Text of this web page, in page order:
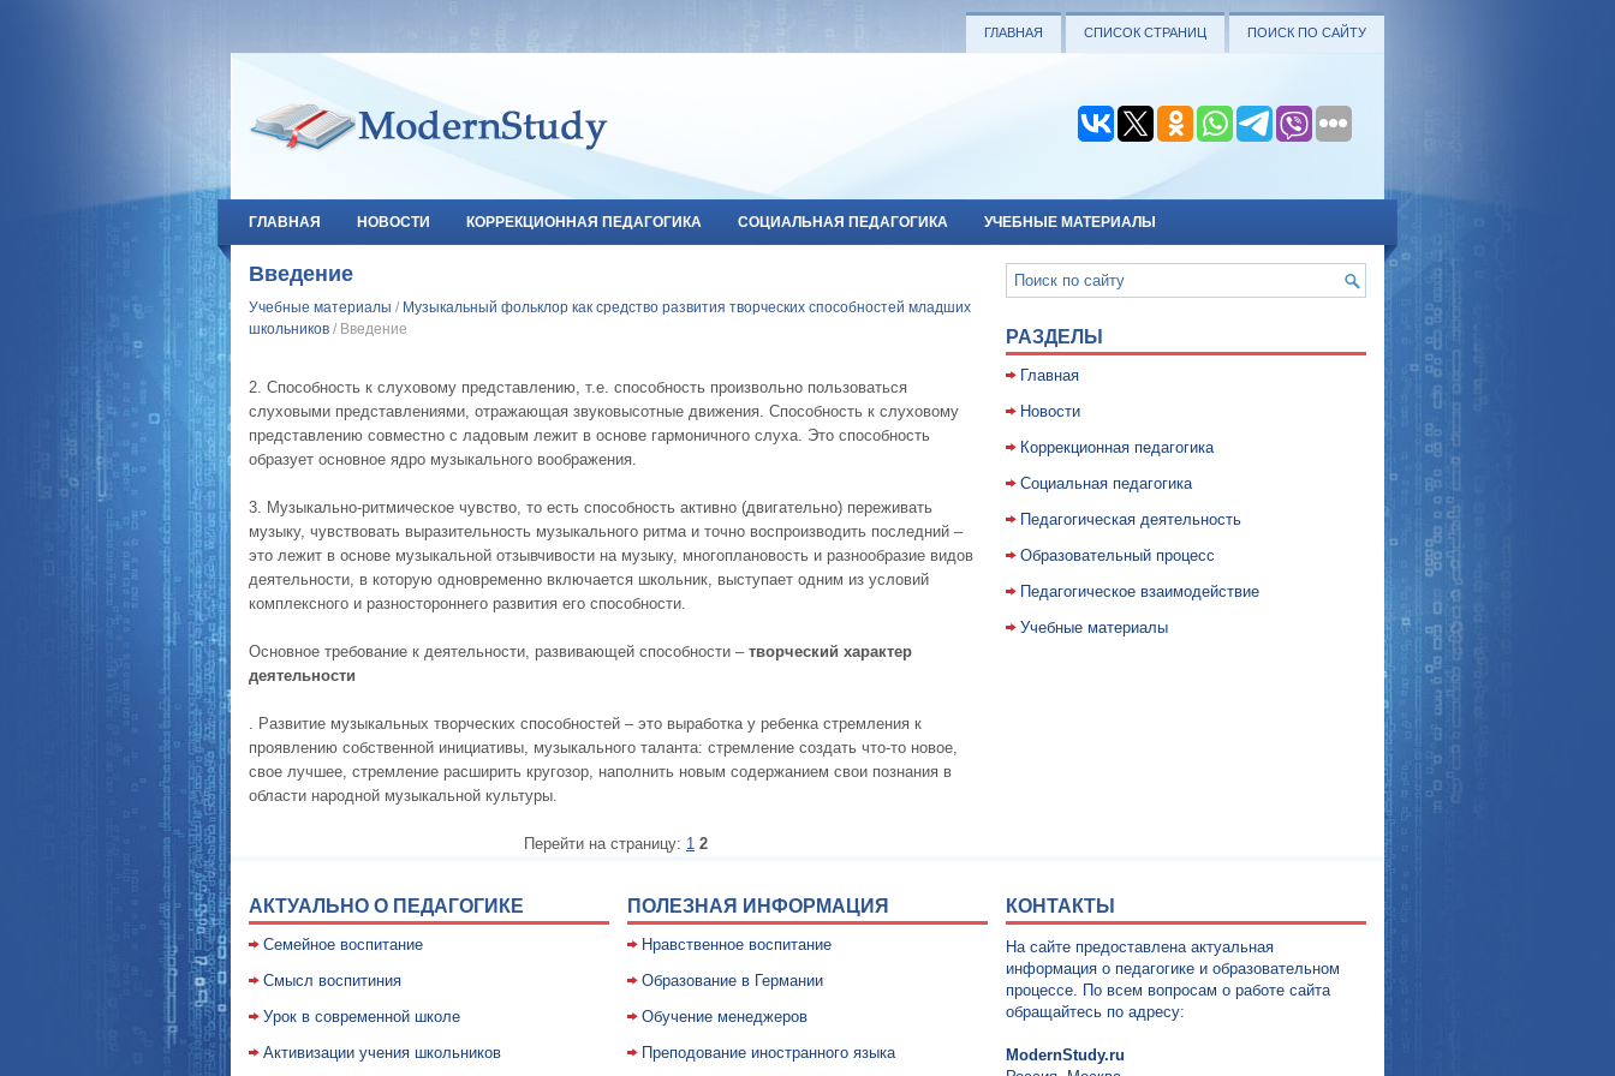
ГЛАВНАЯ СПИСОК СТРАНИЦ ПОИСК ПО САЙТУ
ГЛАВНАЯ НОВОСТИ КОРРЕКЦИОННАЯ ПЕДАГОГИКА СОЦИАЛЬНАЯ ПЕДАГОГИКА УЧЕБНЫЕ МАТЕРИАЛЫ
Введение
Учебные материалы / Музыкальный фольклор как средство развития творческих способностей младших
школьников / Введение
2. Способность к слуховому представлению, т.е. способность произвольно пользоваться
слуховыми представлениями, отражающая звуковысотные движения. Способность к слуховому
представлению совместно с ладовым лежит в основе гармоничного слуха. Это способность
образует основное ядро музыкального воображения.
3. Музыкально-ритмическое чувство, то есть способность активно (двигательно) переживать
музыку, чувствовать выразительность музыкального ритма и точно воспроизводить последний –
это лежит в основе музыкальной отзывчивости на музыку, многоплановость и разнообразие видов
деятельности, в которую одновременно включается школьник, выступает одним из условий
комплексного и разностороннего развития его способности.
Основное требование к деятельности, развивающей способности – творческий характер
деятельности
. Развитие музыкальных творческих способностей – это выработка у ребенка стремления к
проявлению собственной инициативы, музыкального таланта: стремление создать что-то новое,
свое лучшее, стремление расширить кругозор, наполнить новым содержанием свои познания в
области народной музыкальной культуры.
Перейти на страницу: 1 2
РАЗДЕЛЫ
Главная
Новости
Коррекционная педагогика
Социальная педагогика
Педагогическая деятельность
Образовательный процесс
Педагогическое взаимодействие
Учебные материалы
АКТУАЛЬНО О ПЕДАГОГИКЕ
Семейное воспитание
Смысл воспитиния
Уpок в совpеменной школе
Активизации учения школьников
ПОЛЕЗНАЯ ИНФОРМАЦИЯ
Нравственное воспитание
Образование в Германии
Обучение менеджеров
Преподование иностранного языка
КОНТАКТЫ
На сайте предоставлена актуальная
информация о педагогике и образовательном
процессе. По всем вопросам о работе сайта
обращайтесь по адресу:
ModernStudy.ru